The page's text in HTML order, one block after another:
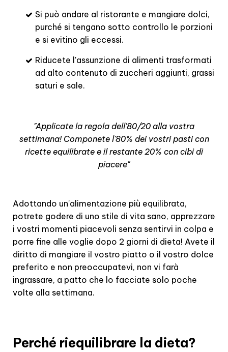
Si può andare al ristorante e mangiare dolci,
purché si tengano sotto controllo le porzioni
e si evitino gli eccessi.
Riducete l'assunzione di alimenti trasformati
ad alto contenuto di zuccheri aggiunti, grassi
saturi e sale.
"Applicate la regola dell'80/20 alla vostra
settimana! Componete l'80% dei vostri pasti con
ricette equilibrate e il restante 20% con cibi di
piacere"
Adottando un'alimentazione più equilibrata,
potrete godere di uno stile di vita sano, apprezzare
i vostri momenti piacevoli senza sentirvi in colpa e
porre fine alle voglie dopo 2 giorni di dieta! Avete il
diritto di mangiare il vostro piatto o il vostro dolce
preferito e non preoccupatevi, non vi farà
ingrassare, a patto che lo facciate solo poche
volte alla settimana.
Perché riequilibrare la dieta?